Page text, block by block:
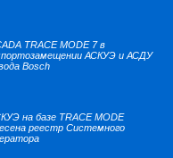
TRACE MODE 7 в
АСКУЭ и АСДУ
Bosch
на базе TRACE MODE
реестр Системного